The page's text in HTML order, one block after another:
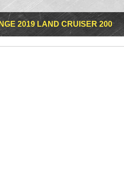
2019 LAND CRUISER 200